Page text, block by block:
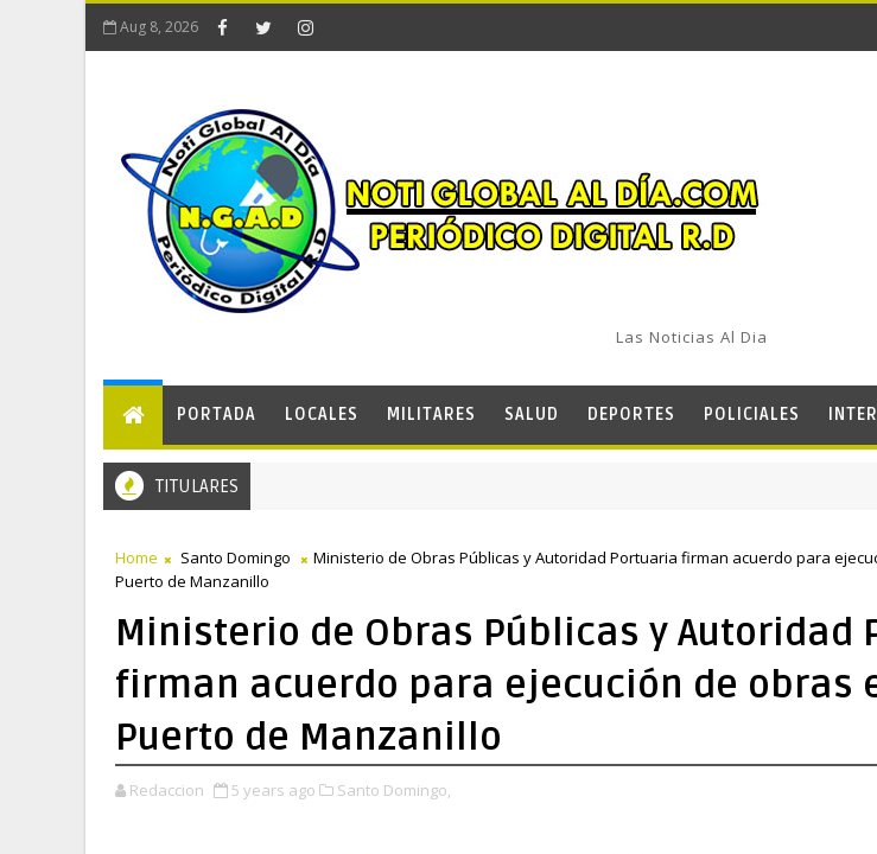
Aug 8, 2026
Las Noticias Al Dia
PORTADA LOCALES MILITARES SALUD DEPORTES POLICIALES
TITULARES
Home Santo Domingo
Ministerio de Obras Públicas y Autoridad Portuaria firman acuerdo para
Puerto de Manzanillo
Ministerio de Obras Públicas y Autoridad
firman acuerdo para ejecución de obras
Puerto de Manzanillo
Redaccion 5 years ago Santo Domingo,